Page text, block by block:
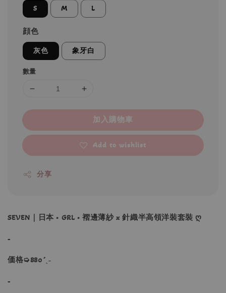
S M L
顔色
灰色 象牙白
數量
加入購物車
Add to wishlist
分享
SEVEN｜日本 • GRL • 褶邊薄紗 x 針織半高領洋裝套裝 ღ
-
価格➭880´ˎ˗
-